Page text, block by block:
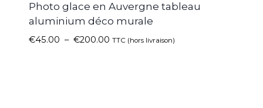
Photo glace en Auvergne tableau
aluminium déco murale
€45.00 – €200.00 TTC (hors livraison)